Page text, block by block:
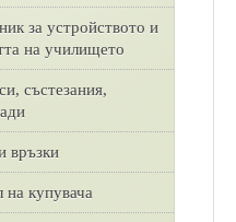
за устройството и
на училището
състезания,
връзки
купувача